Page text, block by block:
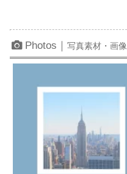
Photos｜ 写真素材・画像